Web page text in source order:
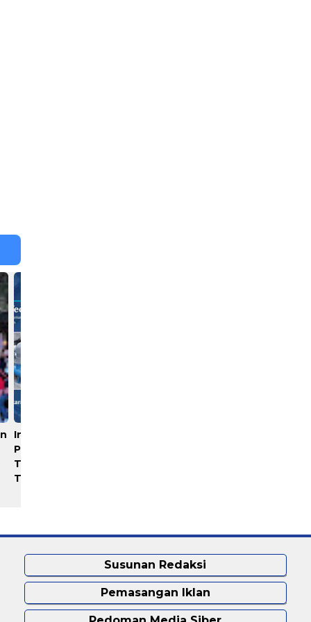
Industri Akuakultur
Pakistan hingga Timur
Tengah Terapkan Solusi
Terlengkap dari Indonesia
Susunan Redaksi
Pemasangan Iklan